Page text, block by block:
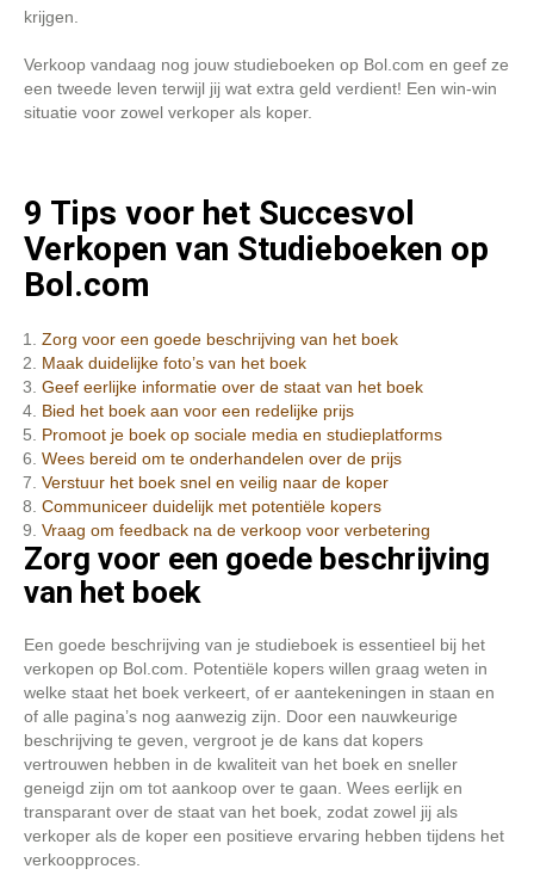
krijgen.
Verkoop vandaag nog jouw studieboeken op Bol.com en geef ze
een tweede leven terwijl jij wat extra geld verdient! Een win-win
situatie voor zowel verkoper als koper.
9 Tips voor het Succesvol
Verkopen van Studieboeken op
Bol.com
Zorg voor een goede beschrijving van het boek
Maak duidelijke foto’s van het boek
Geef eerlijke informatie over de staat van het boek
Bied het boek aan voor een redelijke prijs
Promoot je boek op sociale media en studieplatforms
Wees bereid om te onderhandelen over de prijs
Verstuur het boek snel en veilig naar de koper
Communiceer duidelijk met potentiële kopers
Vraag om feedback na de verkoop voor verbetering
Zorg voor een goede beschrijving
van het boek
Een goede beschrijving van je studieboek is essentieel bij het
verkopen op Bol.com. Potentiële kopers willen graag weten in
welke staat het boek verkeert, of er aantekeningen in staan en
of alle pagina’s nog aanwezig zijn. Door een nauwkeurige
beschrijving te geven, vergroot je de kans dat kopers
vertrouwen hebben in de kwaliteit van het boek en sneller
geneigd zijn om tot aankoop over te gaan. Wees eerlijk en
transparant over de staat van het boek, zodat zowel jij als
verkoper als de koper een positieve ervaring hebben tijdens het
verkoopproces.